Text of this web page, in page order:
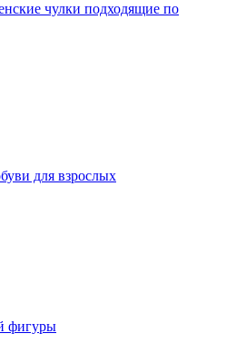
чулки подходящие по
для взрослых
фигуры